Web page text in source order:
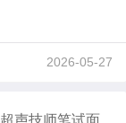
2026-05-27
声技师笔试面